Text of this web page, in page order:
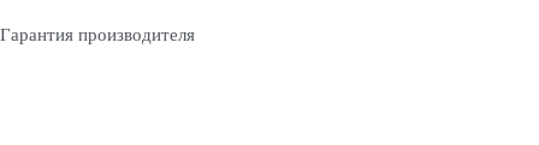
Гарантия производителя